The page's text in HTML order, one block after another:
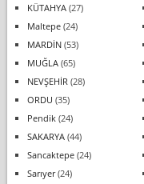
KÜTAHYA(27)
Maltepe(24)
MARDİN(53)
MUĞLA(65)
NEVŞEHİR (28)
ORDU (35)
Pendik(24)
SAKARYA(44)
Sancaktepe(24)
Sarıyer(24)